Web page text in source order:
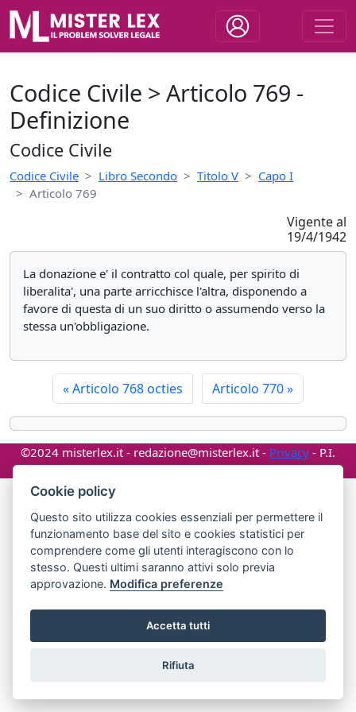
Codice Civile > Articolo 769 -
Definizione
Codice Civile
Codice Civile Libro Secondo Titolo V
Capo I
Articolo 769
Vigente al
19/4/1942
La donazione e' il contratto col quale, per spirito di
liberalita', una parte arricchisce l'altra, disponendo a
favore di questa di un suo diritto o assumendo verso la
stessa un'obbligazione.
«Articolo 768 octies Articolo 770»
©2024 misterlex.it - redazione@misterlex.it - Privacy - P.I.
02029690472
Cookie policy
Questo sito utilizza cookies essenziali per permettere il
funzionamento base del sito e cookies statistici per
comprendere come gli utenti interagiscono con lo
stesso. Questi ultimi saranno attivi solo previa
approvazione. Modifica preferenze
Accetta tutti
Rifiuta